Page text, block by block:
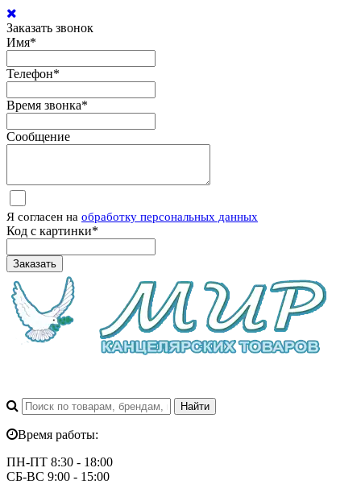
Заказать звонок
Имя*
Телефон*
Время звонка*
Сообщение
Я согласен на обработку персональных данных
Код с картинки*
Заказать
Время работы:
ПН-ПТ 8:30 - 18:00
СБ-ВС 9:00 - 15:00